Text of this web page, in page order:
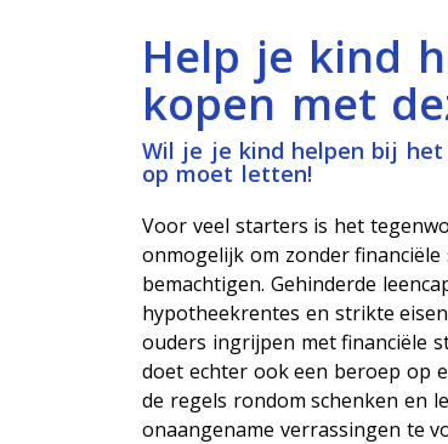
Help je kind
kopen met
Wil je je kind helpen bij het
op moet letten!
Voor veel starters is het
onmogelijk om zonder
bemachtigen. Gehinderde
hypotheekrentes en strikte
ouders ingrijpen met financiële
doet echter ook een beroep op
de regels rondom schenken en
onaangename verrassingen te